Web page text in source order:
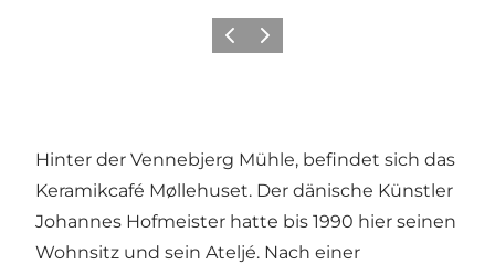
ZurückWeiter
Hinter der Vennebjerg Mühle, befindet sich das
Keramikcafé Møllehuset. Der dänische Künstler
Johannes Hofmeister hatte bis 1990 hier seinen
Wohnsitz und sein Ateljé. Nach einer